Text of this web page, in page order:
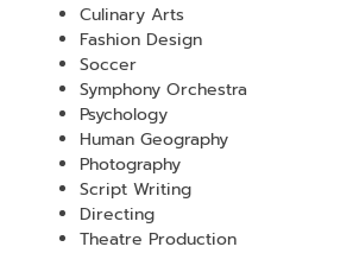
Culinary Arts
Fashion Design
Soccer
Symphony Orchestra
Psychology
Human Geography
Photography
Script Writing
Directing
Theatre Production